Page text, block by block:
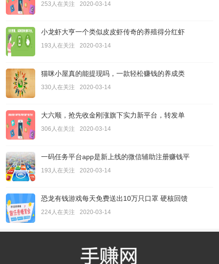
253人在关注 2020-03-14
小龙虾大亨一个类似皮皮虾传奇的养殖得分红虾
193人在关注 2020-03-14
猫咪小屋真的能提现吗，一款轻松赚钱的养成类
330人在关注 2020-03-14
大六顺，抢先收金刚涨旗下实力新平台，转发单
306人在关注 2020-03-14
一码任务平台app是新上线的微信辅助注册赚钱平
193人在关注 2020-03-14
恐龙有钱游戏每天免费送出10万只口罩 硬核回馈
224人在关注 2020-03-14